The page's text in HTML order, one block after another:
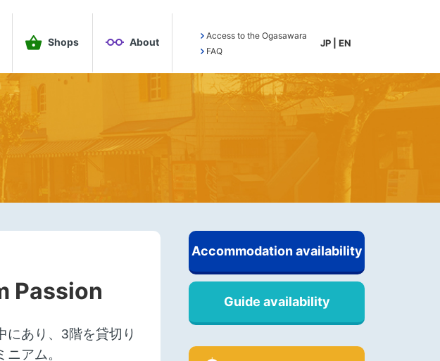
Shops About
Access to the Ogasawara
FAQ
JP EN
Passion
にあり、3階を貸切り
アム。
Accommodation availability
Guide availability